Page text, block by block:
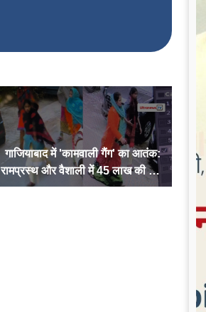
गाजियाबाद में 'कामवाली गैंग' का आतंक:
रामप्रस्थ और वैशाली में 45 लाख की बड़ी
लूट, सीसीटीवी में कैद हुईं आरोपी महिलाएं